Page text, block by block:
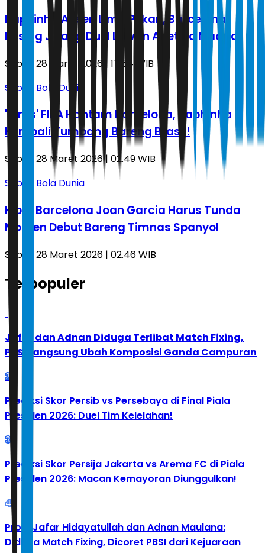
Raphinha Absen Lima Pekan, Barcelona
Pusing Jelang Duel Lawan Atletico Madrid
Sabtu, 28 Maret 2026 | 17.54 WIB
Sepak Bola Dunia
'Virus' FIFA Hantam Barcelona, Raphinha
Kembali Tumbang Bareng Brasil!
Sabtu, 28 Maret 2026 | 02.49 WIB
Sepak Bola Dunia
Kiper Barcelona Joan Garcia Harus Tunda
Momen Debut Bareng Timnas Spanyol
Sabtu, 28 Maret 2026 | 02.46 WIB
Terpopuler
Jafar dan Adnan Diduga Terlibat Match Fixing,
PBSI Langsung Ubah Komposisi Ganda Campuran
2
Prediksi Skor Persib vs Persebaya di Final Piala
Presiden 2026: Duel Tim Kelelahan!
3
Prediksi Skor Persija Jakarta vs Arema FC di Piala
Presiden 2026: Macan Kemayoran Diunggulkan!
4
Profil Jafar Hidayatullah dan Adnan Maulana:
Diduga Match Fixing, Dicoret PBSI dari Kejuaraan